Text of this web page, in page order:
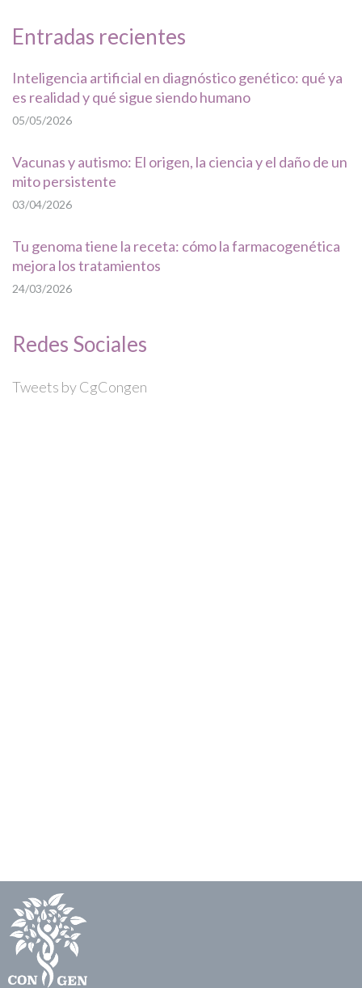
Entradas recientes
Inteligencia artificial en diagnóstico genético: qué ya
es realidad y qué sigue siendo humano
05/05/2026
Vacunas y autismo: El origen, la ciencia y el daño de un
mito persistente
03/04/2026
Tu genoma tiene la receta: cómo la farmacogenética
mejora los tratamientos
24/03/2026
Redes Sociales
Tweets by CgCongen